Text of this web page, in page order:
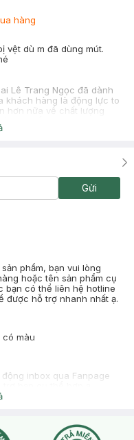
hàng
vệt dù m đã dùng mút.
Lê Trang Ngọc đã dành
khách hàng là động lực to
hơn nữa về chất lượng
mua sắm tại Hasaki!
hoàng đã dành thời gian
là động lực to lớn để
về chất lượng dịch vụ.
tại Hasaki!
Gửi
phẩm, bạn vui lòng
hoặc tên sản phẩm cụ
bạn có thể liên hệ hotline
được hỗ trợ nhanh nhất ạ.
có màu
inbox qua Fanpage
mắt ko